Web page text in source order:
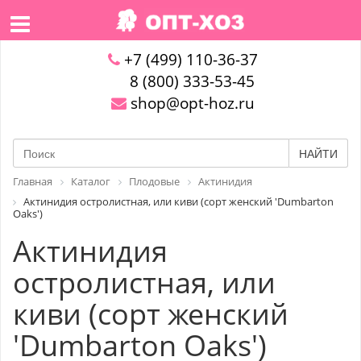
+7 (499) 110-36-37
8 (800) 333-53-45
shop@opt-hoz.ru
НАЙТИ
Главная Каталог Плодовые
Актинидия
Актинидия остролистная, или киви (сорт женский 'Dumbarton
Oaks')
Актинидия
остролистная, или
киви (сорт женский
'Dumbarton Oaks')